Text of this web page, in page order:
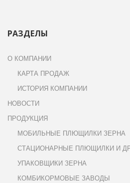
РАЗДЕЛЫ
О КОМПАНИИ
КАРТА ПРОДАЖ
ИСТОРИЯ КОМПАНИИ
НОВОСТИ
ПРОДУКЦИЯ
МОБИЛЬНЫЕ ПЛЮЩИЛКИ ЗЕРНА
СТАЦИОНАРНЫЕ ПЛЮЩИЛКИ И
УПАКОВЩИКИ ЗЕРНА
КОМБИКОРМОВЫЕ ЗАВОДЫ